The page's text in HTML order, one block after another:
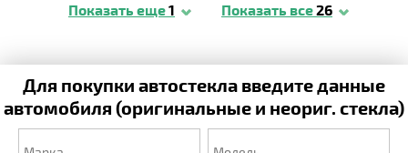
Показать еще1 Показать все26
Для покупки автостекла введите данные
автомобиля (оригинальные и неориг. стекла)